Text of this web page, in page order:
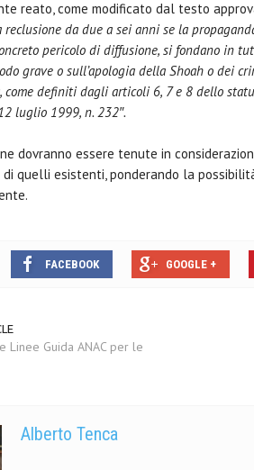
reato, come modificato dal testo
da due a sei anni se la
pericolo di diffusione, si fondano in
grave o sull’apologia della Shoah o dei
definiti dagli articoli 6, 7 e 8 dello
luglio 1999, n. 232″.
dovranno essere tenute in
di quelli esistenti, ponderando la
FACEBOOK GOOGLE +
Linee Guida ANAC per le
Alberto Tenca